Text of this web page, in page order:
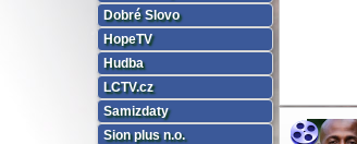
Dobré Slovo
HopeTV
Hudba
LCTV.cz
Samizdaty
Sion plus n.o.